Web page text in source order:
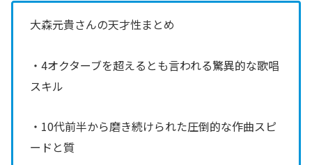
大森元貴さんの天才性まとめ
・4オクターブを超えるとも言われる驚異的な歌唱
スキル
・10代前半から磨き続けられた圧倒的な作曲スピ
ードと質